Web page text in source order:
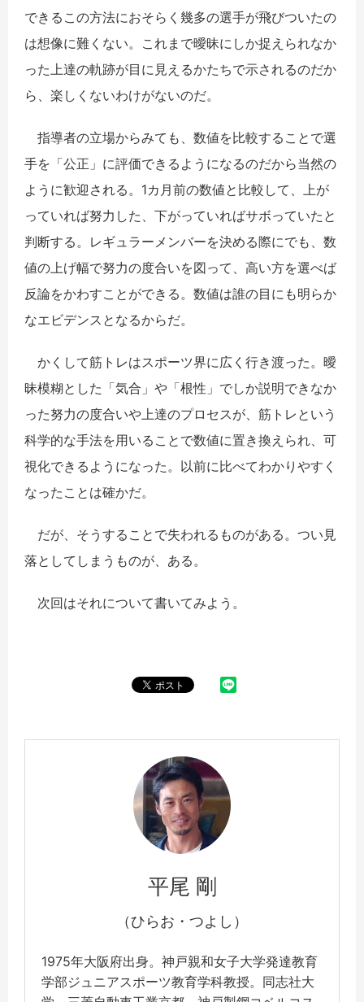
できるこの方法におそらく幾多の選手が飛びついたの
は想像に難くない。これまで曖昧にしか捉えられなか
った上達の軌跡が目に見えるかたちで示されるのだか
ら、楽しくないわけがないのだ。
指導者の立場からみても、数値を比較することで選
手を「公正」に評価できるようになるのだから当然の
ように歓迎される。1カ月前の数値と比較して、上が
っていれば努力した、下がっていればサボっていたと
判断する。レギュラーメンバーを決める際にでも、数
値の上げ幅で努力の度合いを図って、高い方を選べば
反論をかわすことができる。数値は誰の目にも明らか
なエビデンスとなるからだ。
かくして筋トレはスポーツ界に広く行き渡った。曖
昧模糊とした「気合」や「根性」でしか説明できなか
った努力の度合いや上達のプロセスが、筋トレという
科学的な手法を用いることで数値に置き換えられ、可
視化できるようになった。以前に比べてわかりやすく
なったことは確かだ。
だが、そうすることで失われるものがある。つい見
落としてしまうものが、ある。
次回はそれについて書いてみよう。
平尾 剛
（ひらお・つよし）
1975年大阪府出身。神戸親和女子大学発達教育
学部ジュニアスポーツ教育学科教授。同志社大